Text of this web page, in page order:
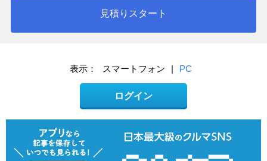
見積りスタート
表示： スマートフォン | PC
ログイン